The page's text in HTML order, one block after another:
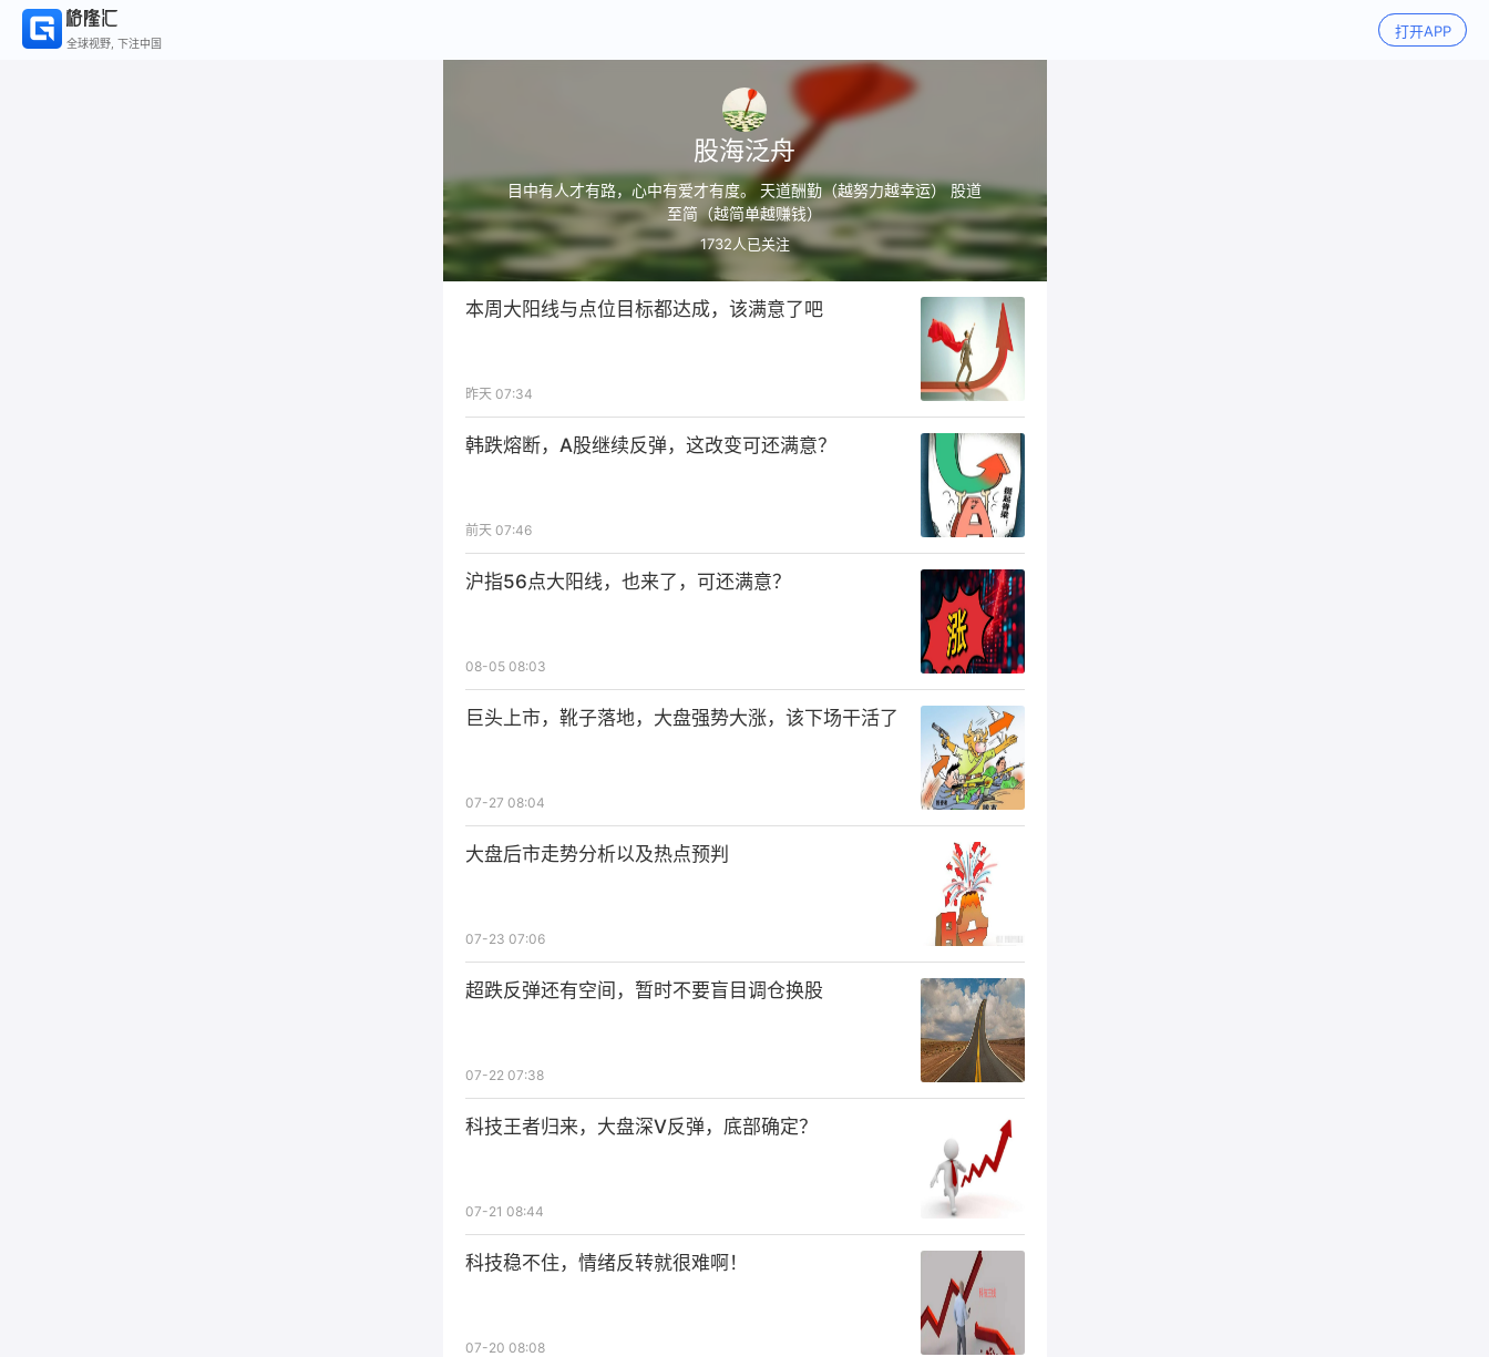
全球视野, 下注中国
打开APP
股海泛舟
目中有人才有路，心中有爱才有度。 天道酬勤（越努力越幸运） 股道
至简（越简单越赚钱）
1732人已关注
本周大阳线与点位目标都达成，该满意了吧
昨天 07:34
韩跌熔断，A股继续反弹，这改变可还满意？
前天 07:46
沪指56点大阳线，也来了，可还满意？
08-05 08:03
巨头上市，靴子落地，大盘强势大涨，该下场干活了
07-27 08:04
大盘后市走势分析以及热点预判
07-23 07:06
超跌反弹还有空间，暂时不要盲目调仓换股
07-22 07:38
科技王者归来，大盘深V反弹，底部确定？
07-21 08:44
科技稳不住，情绪反转就很难啊！
07-20 08:08